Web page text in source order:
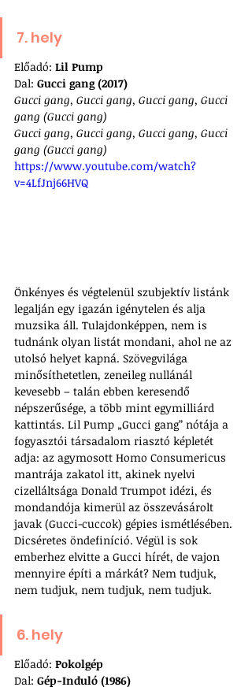
7. hely
Előadó: Lil Pump
Dal: Gucci gang (2017)
Gucci gang, Gucci gang, Gucci gang, Gucci
gang (Gucci gang)
Gucci gang, Gucci gang, Gucci gang, Gucci
gang (Gucci gang)
https://www.youtube.com/watch?
v=4LfJnj66HVQ
Önkényes és végtelenül szubjektív listánk
legalján egy igazán igénytelen és alja
muzsika áll. Tulajdonképpen, nem is
tudnánk olyan listát mondani, ahol ne az
utolsó helyet kapná. Szövegvilága
minősíthetetlen, zeneileg nullánál
kevesebb – talán ebben keresendő
népszerűsége, a több mint egymilliárd
kattintás. Lil Pump „Gucci gang” nótája a
fogyasztói társadalom riasztó képletét
adja: az agymosott Homo Consumericus
mantrája zakatol itt, akinek nyelvi
cizelláltsága Donald Trumpot idézi, és
mondandója kimerül az összevásárolt
javak (Gucci-cuccok) gépies ismétlésében.
Dicséretes öndefiníció. Végül is sok
emberhez elvitte a Gucci hírét, de vajon
mennyire építi a márkát? Nem tudjuk,
nem tudjuk, nem tudjuk, nem tudjuk.
6. hely
Előadó: Pokolgép
Dal: Gép-Induló (1986)